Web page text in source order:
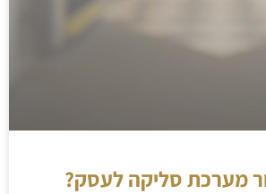
מערכת סליקה לעסק?